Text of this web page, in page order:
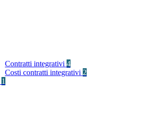
Contratti integrativi 4
Costi contratti integrativi 2
1